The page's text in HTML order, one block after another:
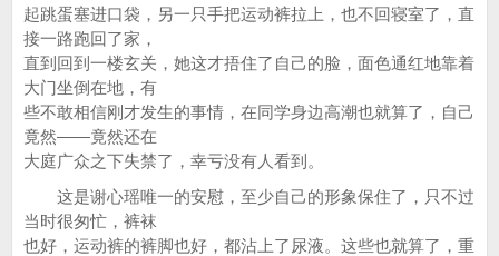
起跳蛋塞进口袋，另一只手把运动裤拉上，也不回寝室了，直
接一路跑回了家，
直到回到一楼玄关，她这才捂住了自己的脸，面色通红地靠着
大门坐倒在地，有
些不敢相信刚才发生的事情，在同学身边高潮也就算了，自己
竟然——竟然还在
大庭广众之下失禁了，幸亏没有人看到。
这是谢心瑶唯一的安慰，至少自己的形象保住了，只不过
当时很匆忙，裤袜
也好，运动裤的裤脚也好，都沾上了尿液。这些也就算了，重